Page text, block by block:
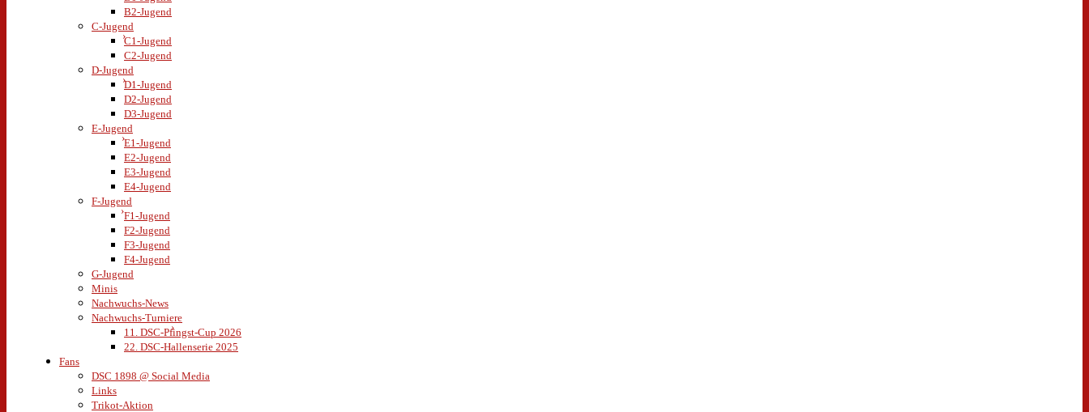
B2-Jugend
C-Jugend
C1-Jugend
C2-Jugend
D-Jugend
D1-Jugend
D2-Jugend
D3-Jugend
E-Jugend
E1-Jugend
E2-Jugend
E3-Jugend
E4-Jugend
F-Jugend
F1-Jugend
F2-Jugend
F3-Jugend
F4-Jugend
G-Jugend
Minis
Nachwuchs-News
Nachwuchs-Turniere
11. DSC-Pfingst-Cup 2026
22. DSC-Hallenserie 2025
Fans
DSC 1898 @ Social Media
Links
Trikot-Aktion